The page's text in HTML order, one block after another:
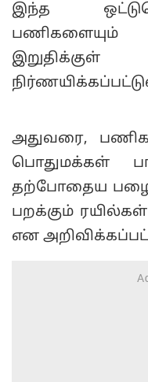
இந்த
அதுவரை,
பொதுமக்கள்
தற்போதைய
பறக்கும்
என